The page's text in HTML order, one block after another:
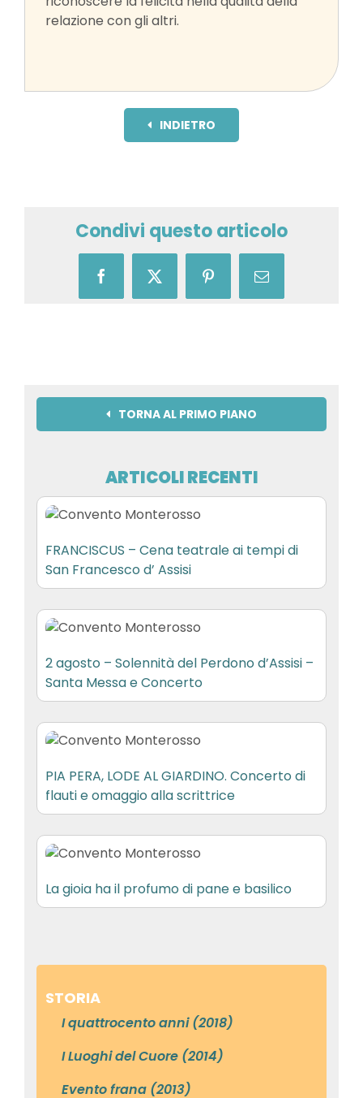
relazione con glialtri.
INDIETRO
Condivi questo articolo
FacebookX PinterestEmail
TORNA AL PRIMO PIANO
ARTICOLI RECENTI
FRANCISCUS – Cena teatrale ai tempi di
San Francesco d’ Assisi
2 agosto – Solennità del Perdono d’Assisi –
Santa Messa e Concerto
PIA PERA, LODE AL GIARDINO. Concerto di
flauti e omaggio alla scrittrice
La gioia ha il profumo di pane e basilico
STORIA
I quattrocento anni (2018)
I Luoghi del Cuore (2014)
Evento frana (2013)